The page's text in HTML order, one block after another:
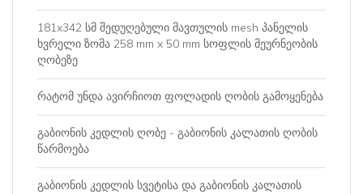
181x342 სმ შედუღებული მავთულის mesh პანელის
ხვრელი ზომა 258 mm x 50 mm სოფლის მეურნეობის
ღობეზე
რატომ უნდა ავირჩიოთ ფოლადის ღობის გამოყენება
გაბიონის კედლის ღობე - გაბიონის კალათის ღობის
წარმოება
გაბიონის კედლის სვეტისა და გაბიონის კალათის